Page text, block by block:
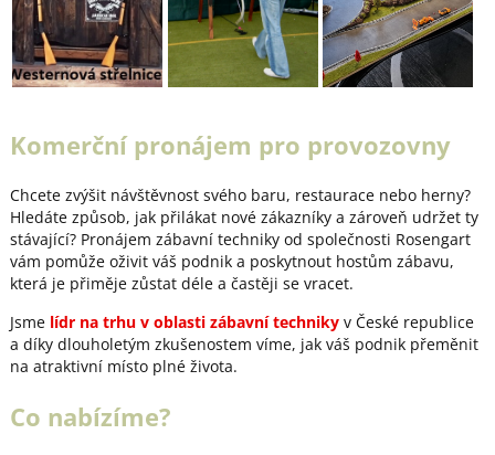
Komerční pronájem pro provozovny
Chcete zvýšit návštěvnost svého baru, restaurace nebo herny?
Hledáte způsob, jak přilákat nové zákazníky a zároveň udržet ty
stávající? Pronájem zábavní techniky od společnosti Rosengart
vám pomůže oživit váš podnik a poskytnout hostům zábavu,
která je přiměje zůstat déle a častěji se vracet.
Jsme lídr na trhu v oblasti zábavní technikyv České republice
a díky dlouholetým zkušenostem víme, jak váš podnik přeměnit
na atraktivní místo plné života.
Co nabízíme?